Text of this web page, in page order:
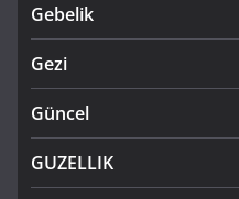
Gebelik
Gezi
Güncel
GUZELLIK